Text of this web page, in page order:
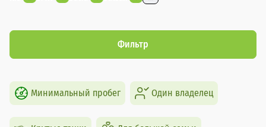
Фильтр
Минимальный пробег Один владелец